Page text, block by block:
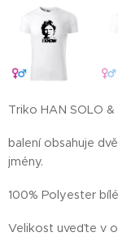
Triko HAN SOLO
balení obsahuje
jmény.
100% Polyester bílé
Velikost uveďte v